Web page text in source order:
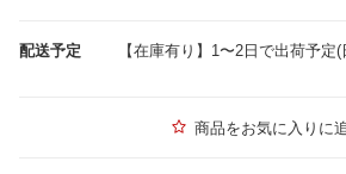
配送予定 【在庫有り】1〜2日で出荷予定
商品をお気に入りに